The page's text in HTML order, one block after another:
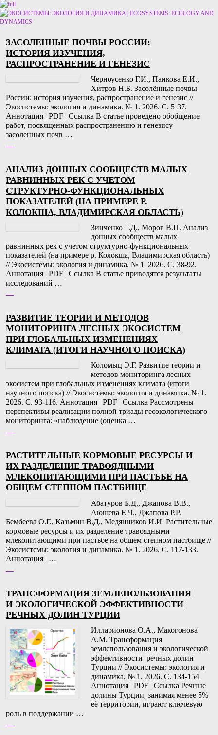
Перейти к основному содержимому
Перейти к дополнительному содержимому
ЗАСОЛЕННЫЕ ПОЧВЫ РОССИИ:
ИСТОРИЯ ИЗУЧЕНИЯ,
РАСПРОСТРАНЕНИЕ И ГЕНЕЗИС
Черноусенко Г.И., Панкова Е.И.,
Хитров Н.Б. Засолённые почвы
России: история изучения, распространение и генезис //
Экосистемы: экология и динамика. № 1. 2026. С. 5-37.
Аннотация | PDF | Ссылка В статье проведено обобщение
работ, посвященных распространению и генезису
засоленных почв …
АНАЛИЗ ДОННЫХ СООБЩЕСТВ МАЛЫХ
РАВНИННЫХ РЕК С УЧЕТОМ
СТРУКТУРНО-ФУНКЦИОНАЛЬНЫХ
ПОКАЗАТЕЛЕЙ (НА ПРИМЕРЕ Р.
КОЛОКША, ВЛАДИМИРСКАЯ ОБЛАСТЬ)
Зинченко Т.Д., Моров В.П. Анализ
донных сообществ малых
равнинных рек с учетом структурно-функциональных
показателей (на примере р. Колокша, Владимирская область)
// Экосистемы: экология и динамика. № 1. 2026. С. 38-92.
Аннотация | PDF | Ссылка В статье приводятся результаты
исследований …
РАЗВИТИЕ ТЕОРИИ И МЕТОДОВ
МОНИТОРИНГА ЛЕСНЫХ ЭКОСИСТЕМ
ПРИ ГЛОБАЛЬНЫХ ИЗМЕНЕНИЯХ
КЛИМАТА (ИТОГИ НАУЧНОГО ПОИСКА)
Коломыц Э.Г. Развитие теории и
методов мониторинга лесных
экосистем при глобальных изменениях климата (итоги
научного поиска) // Экосистемы: экология и динамика. № 1.
2026. С. 93-116. Аннотация | PDF | Ссылка Рассмотрены
перспективы реализации полной триады геоэкологического
мониторинга: «наблюдение (оценка …
РАСТИТЕЛЬНЫЕ КОРМОВЫЕ РЕСУРСЫ И
ИХ РАЗДЕЛЕНИЕ ТРАВОЯДНЫМИ
МЛЕКОПИТАЮЩИМИ ПРИ ПАСТЬБЕ НА
ОБЩЕМ СТЕПНОМ ПАСТБИЩЕ
Абатуров Б.Д., Джапова В.В.,
Аюшева Е.Ч., Джапова Р.Р.,
Бембеева О.Г., Казьмин В.Д., Медянников И.И. Растительные
кормовые ресурсы и их разделение травоядными
млекопитающими при пастьбе на общем степном пастбище //
Экосистемы: экология и динамика. № 1. 2026. С. 117-133.
Аннотация | …
ТРАНСФОРМАЦИЯ ЗЕМЛЕПОЛЬЗОВАНИЯ
И ЭКОЛОГИЧЕСКОЙ ЭФФЕКТИВНОСТИ
РЕЧНЫХ ДОЛИН ТУРЦИИ
Илларионова О.А., Макогонова
А.М. Трансформация
землепользования и экологической
эффективности речных долин
Турции // Экосистемы: экология и
динамика. № 1. 2026. С. 134-154.
Аннотация | PDF | Ссылка Речные
долины Турции, занимая менее 5%
её территории, играют ключевую
роль в поддержании …